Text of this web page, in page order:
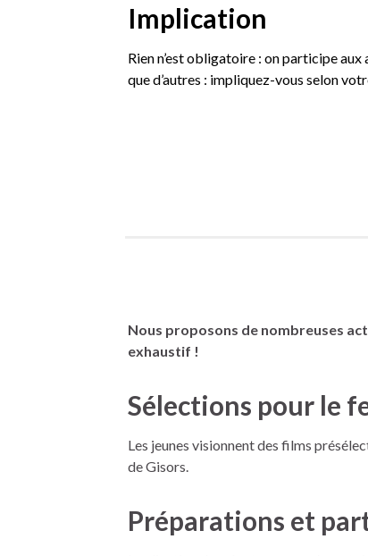
Implication
Rien n’est obligatoire : on participe
que d’autres : impliquez-vous selon
Nous proposons de nombreuses
exhaustif !
Sélections pour le
Les jeunes visionnent des films
de Gisors.
Préparations et